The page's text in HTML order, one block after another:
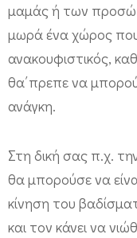
μαμάς ή των
μωρά ένα χώρος που
ανακουφιστικός,
θα΄πρεπε να
ανάγκη.
Στη δική σας π.χ.
θα μπορούσε να
κίνηση του
και τον κάνει να